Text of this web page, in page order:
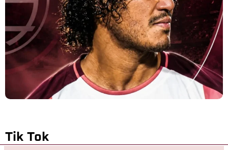
Tik Tok